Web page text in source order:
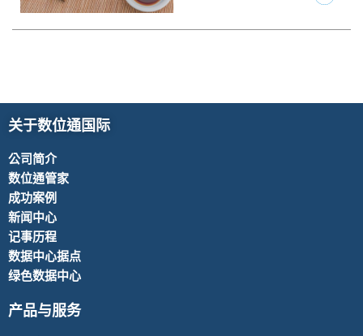
关于数位通国际
公司简介
数位通管家
成功案例
新闻中心
记事历程
数据中心据点
绿色数据中心
产品与服务